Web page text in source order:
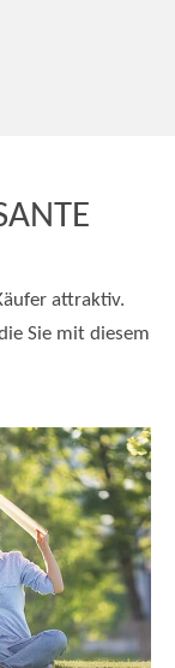
attraktiv.
Sie mit diesem